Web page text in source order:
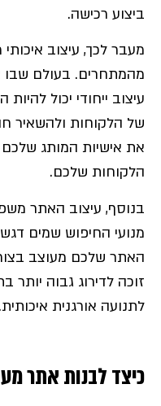
ביצוע רכישה.
מעבר לכך, עיצוב
מהמתחרים. בעולם שבו
עיצוב ייחודי יכול
של הלקוחות ולהשאיר
את אישיות המותג שלכם
הלקוחות שלכם.
בנוסף, עיצוב האתר
מנועי החיפוש שמים
האתר שלכם מעוצב
זוכה לדירוג גבוה
לתנועה אורגנית איכותית.
כיצד לבנות אתר